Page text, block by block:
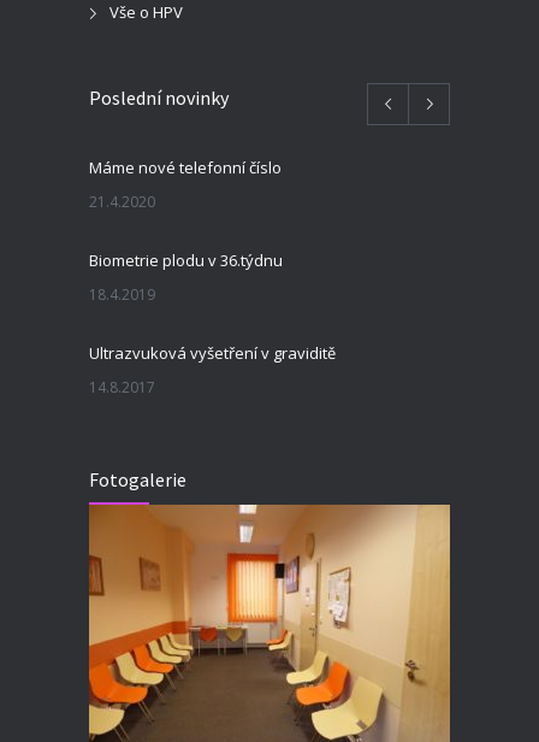
Vše o HPV
Poslední novinky
Máme nové telefonní číslo
21.4.2020
Biometrie plodu v 36.týdnu
18.4.2019
Ultrazvuková vyšetření v graviditě
14.8.2017
Fotogalerie